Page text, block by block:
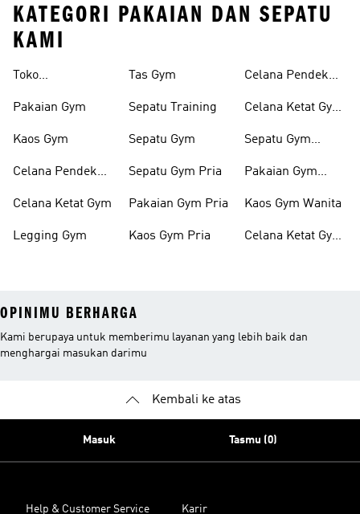
KATEGORI PAKAIAN DAN SEPATU
KAMI
Toko
Gym
Pakaian Gym
Kaos Gym
Celana Pendek
Celana Ketat Gym
Legging Gym
Tas Gym
Sepatu Training
Sepatu Gym
Sepatu Gym Pria
Pakaian Gym Pria
Kaos Gym Pria
Celana Pendek
Celana Ketat Gym
Sepatu Gym
Pakaian Gym
Kaos Gym Wanita
Celana Ketat Gym
OPINIMU BERHARGA
Kami berupaya untuk memberimu layanan yang lebih baik dan
menghargai masukan darimu
Kembali ke atas
Masuk Tasmu (0)
Help & Customer Service Karir